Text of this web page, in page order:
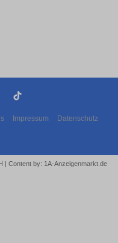
Impressum Datenschutz
| Content by: 1A-Anzeigenmarkt.de